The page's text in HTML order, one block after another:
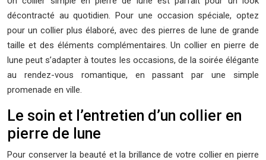
décontracté au quotidien. Pour une occasion spéciale, optez
pour un collier plus élaboré, avec des pierres de lune de grande
taille et des éléments complémentaires. Un collier en pierre de
lune peut s’adapter à toutes les occasions, de la soirée élégante
au rendez-vous romantique, en passant par une simple
promenade en ville.
Le soin et l’entretien d’un collier en
pierre de lune
Pour conserver la beauté et la brillance de votre collier en pierre